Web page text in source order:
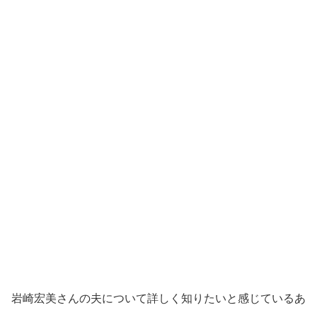
岩崎宏美さんの夫について詳しく知りたいと感じているあ